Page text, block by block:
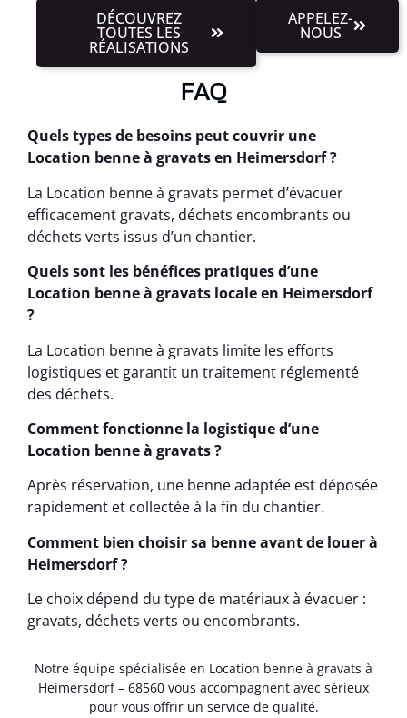
DÉCOUVREZ
TOUTES LES
RÉALISATIONS
APPELEZ-
NOUS
FAQ
Quels types de besoins peut couvrir une
Location benne à gravats en Heimersdorf ?
La Location benne à gravats permet d’évacuer
efficacement gravats, déchets encombrants ou
déchets verts issus d’un chantier.
Quels sont les bénéfices pratiques d’une
Location benne à gravats locale en Heimersdorf
?
La Location benne à gravats limite les efforts
logistiques et garantit un traitement réglementé
des déchets.
Comment fonctionne la logistique d’une
Location benne à gravats ?
Après réservation, une benne adaptée est déposée
rapidement et collectée à la fin du chantier.
Comment bien choisir sa benne avant de louer à
Heimersdorf ?
Le choix dépend du type de matériaux à évacuer :
gravats, déchets verts ou encombrants.
Notre équipe spécialisée en Location benne à gravats à
Heimersdorf – 68560 vous accompagnent avec sérieux
pour vous offrir un service de qualité.